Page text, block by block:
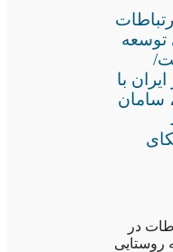
توسعه
با
سامان
در
روستایی